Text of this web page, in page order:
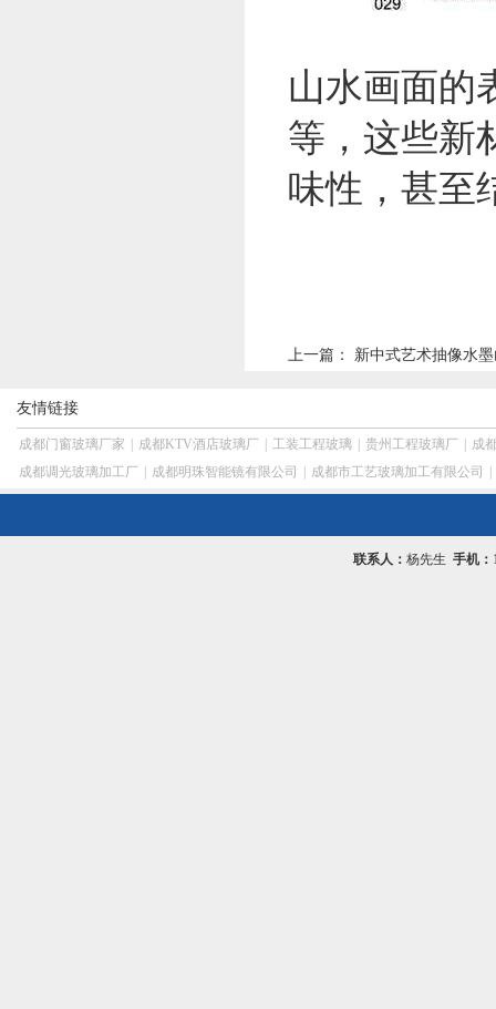
山水画面的
等，这些新
味性，甚至
上一篇： 新中式艺术抽像水
友情链接
成都门窗玻璃厂家 成都KTV酒店玻璃厂 工装工程玻璃 贵州工程玻璃厂
成
成都调光玻璃加工厂
成都明珠智能镜有限公司 成都市工艺玻璃加工有限公司
联系人： 杨先生 手机：